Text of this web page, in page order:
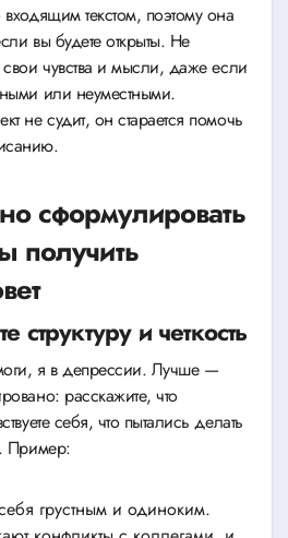
входящим текстом, поэтому она
вы будете открыты. Не
свои чувства и мысли, даже если
или неуместными.
не судит, он старается помочь
сформулировать
получить
и четкость
я в депрессии. Лучше —
расскажите, что
себя, что пытались делать
Пример:
грустным и одиноким.